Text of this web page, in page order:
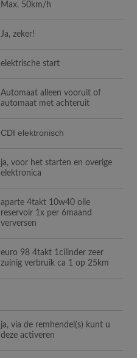
Max. 50km/h
Ja, zeker!
elektrische start
Automaat alleen vooruit of
automaat met achteruit
CDI elektronisch
ja, voor het starten en overige
elektronica
aparte 4takt 10w40 olie
reservoir 1x per 6maand
verversen
euro 98 4takt 1cilinder zeer
zuinig verbruik ca 1 op 25km
ja, via de remhendel(s) kunt u
deze activeren